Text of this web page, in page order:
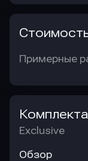
Примерные
Exclusive
Обзор